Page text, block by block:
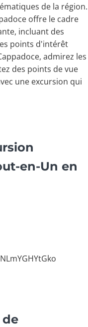
de la région.
offre le cadre
incluant des
points d'intérêt
admirez les
des points de vue
une excursion qui
en-Un en